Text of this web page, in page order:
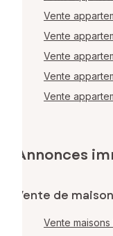
Vente
Vente
Vente
Vente
Vente
Annonces
Vente de
Vente maisons